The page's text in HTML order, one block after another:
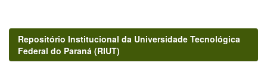
Repositório Institucional da Universidade Tecnológica
Federal do Paraná (RIUT)